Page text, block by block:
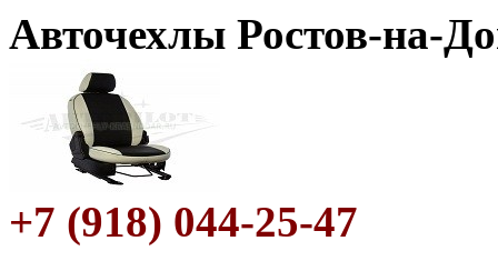
Авточехлы Ростов-на-
+7 (918) 044-25-47